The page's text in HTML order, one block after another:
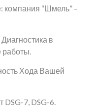
компания “Шмель” –
в
работы.
Хода Вашей
7, DSG-6.